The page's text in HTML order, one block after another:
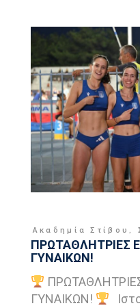
Ακαδημία Στίβου ,
ΠΡΩΤΑΘΛΗΤΡΙΕΣ
ΓΥΝΑΙΚΩΝ!
ΓΥΝΑΙΚΩΝ!